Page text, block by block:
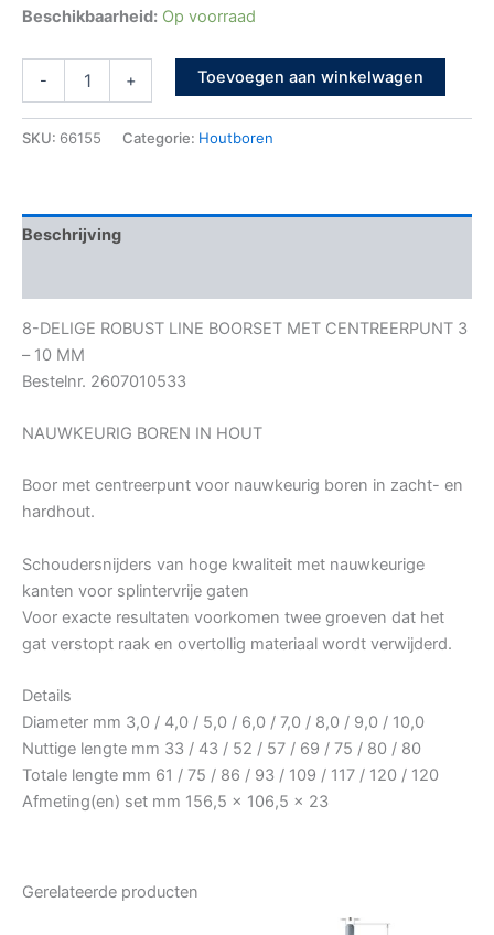
Beschikbaarheid: Op voorraad
- + Toevoegen aan winkelwagen
SKU: 66155 Categorie: Houtboren
Beschrijving
8-DELIGE ROBUST LINE BOORSET MET CENTREERPUNT 3
– 10 MM
Bestelnr. 2607010533
NAUWKEURIG BOREN IN HOUT
Boor met centreerpunt voor nauwkeurig boren in zacht- en
hardhout.
Schoudersnijders van hoge kwaliteit met nauwkeurige
kanten voor splintervrije gaten
Voor exacte resultaten voorkomen twee groeven dat het
gat verstopt raak en overtollig materiaal wordt verwijderd.
Details
Diameter mm 3,0 / 4,0 / 5,0 / 6,0 / 7,0 / 8,0 / 9,0 / 10,0
Nuttige lengte mm 33 / 43 / 52 / 57 / 69 / 75 / 80 / 80
Totale lengte mm 61 / 75 / 86 / 93 / 109 / 117 / 120 / 120
Afmeting(en) set mm 156,5 x 106,5 x 23
Gerelateerde producten